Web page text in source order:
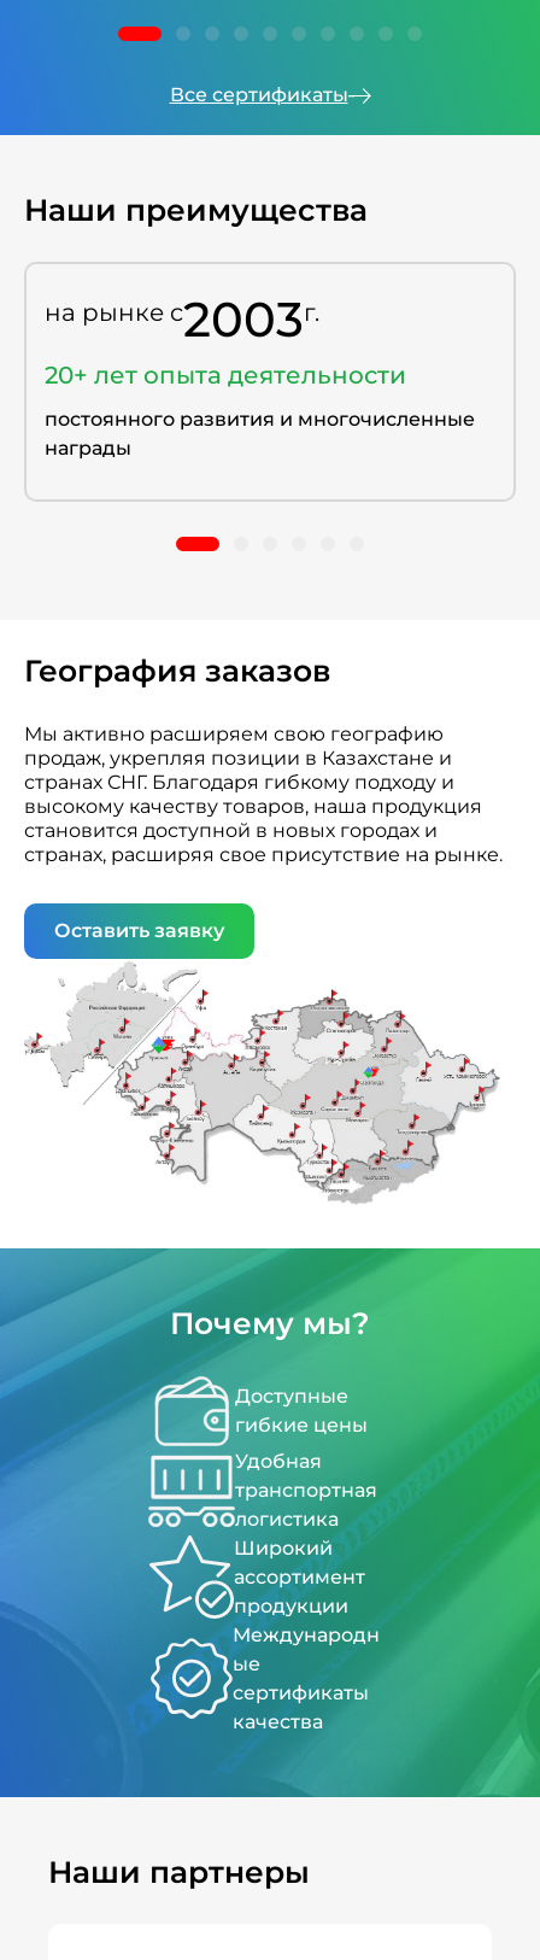
Все сертификаты
Наши преимущества
на рынке c2003г.
20+ лет опыта деятельности
постоянного развития и многочисленные
награды
География заказов
Мы активно расширяем свою географию
продаж, укрепляя позиции в Казахстане и
странах СНГ. Благодаря гибкому подходу и
высокому качеству товаров, наша продукция
становится доступной в новых городах и
странах, расширяя свое присутствие на рынке.
Оставить заявку
Почему мы?
Доступные
гибкие цены
Удобная
транспортная
логистика
Широкий
ассортимент
продукции
Международн
ые
сертификаты
качества
Наши партнеры